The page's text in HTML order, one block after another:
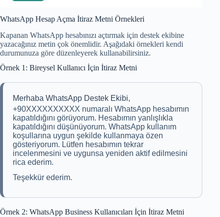
WhatsApp Hesap Açma İtiraz Metni Örnekleri
Kapanan WhatsApp hesabınızı açtırmak için destek ekibine
yazacağınız metin çok önemlidir. Aşağıdaki örnekleri kendi
durumunuza göre düzenleyerek kullanabilirsiniz.
Örnek 1: Bireysel Kullanıcı İçin İtiraz Metni
Merhaba WhatsApp Destek Ekibi,
+90XXXXXXXXXX numaralı WhatsApp hesabımın
kapatıldığını görüyorum. Hesabımın yanlışlıkla
kapatıldığını düşünüyorum. WhatsApp kullanım
koşullarına uygun şekilde kullanmaya özen
gösteriyorum. Lütfen hesabımın tekrar
incelenmesini ve uygunsa yeniden aktif edilmesini
rica ederim.
Teşekkür ederim.
Örnek 2: WhatsApp Business Kullanıcıları İçin İtiraz Metni